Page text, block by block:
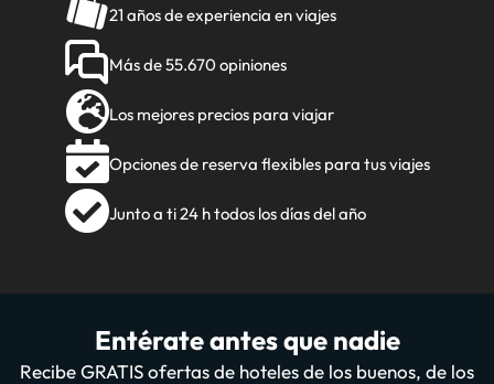
21 años de experiencia en viajes
Más de 55.670 opiniones
Los mejores precios para viajar
Opciones de reserva flexibles para tus viajes
Junto a ti 24 h todos los días del año
Entérate antes que nadie
Recibe GRATIS ofertas de hoteles de los buenos, de los